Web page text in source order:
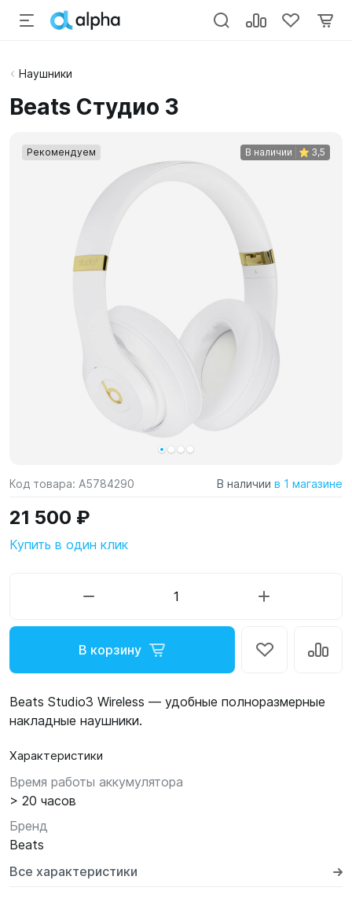
Наушники
Beats Студио 3
Рекомендуем В наличии 3,5
Код товара: A5784290 В наличии в 1 магазине
21 500 ₽
Купить в один клик
В корзину
Beats Studio3 Wireless — удобные полноразмерные
накладные наушники.
Характеристики
Время работы аккумулятора
> 20 часов
Бренд
Beats
Все характеристики